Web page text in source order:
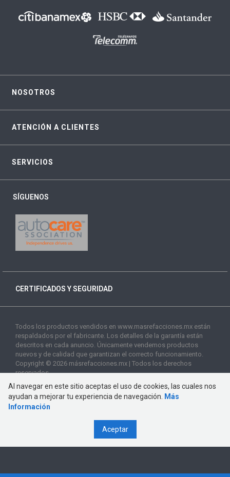
NOSOTROS
ATENCIÓN A CLIENTES
SERVICIOS
SÍGUENOS
CERTIFICADOS Y SEGURIDAD
Todos los productos vendidos en www.masrefacciones.mx están
respaldados por el fabricante. Los detalles de la garantía están
descritos en cada anuncio. Únicamente vendemos productos
nuevos y de calidad que garantizan el correcto funcionamiento.
Copyright © 2026 másrefacciones.mx | Todos los derechos
reservados
Al navegar en este sitio aceptas el uso de cookies, las cuales nos
ayudan a mejorar tu experiencia de navegación.
Más
Información
Aceptar